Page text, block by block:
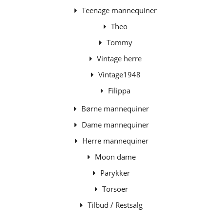
Teenage mannequiner
Theo
Tommy
Vintage herre
Vintage1948
Filippa
Børne mannequiner
Dame mannequiner
Herre mannequiner
Moon dame
Parykker
Torsoer
Tilbud / Restsalg